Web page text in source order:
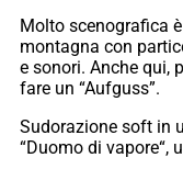
Molto scenografica
montagna con
e sonori. Anche qui,
fare un “Aufguss”.
Sudorazione soft in
“Duomo di vapore“,